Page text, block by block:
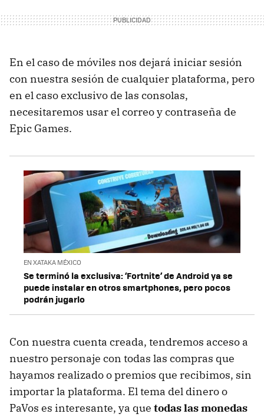
En el caso de móviles nos dejará iniciar sesión
con nuestra sesión de cualquier plataforma, pero
en el caso exclusivo de las consolas,
necesitaremos usar el correo y contraseña de
Epic Games.
EN XATAKA MÉXICO
Se terminó la exclusiva: ‘Fortnite’ de Android ya se
puede instalar en otros smartphones, pero pocos
podrán jugarlo
Con nuestra cuenta creada, tendremos acceso a
nuestro personaje con todas las compras que
hayamos realizado o premios que recibimos, sin
importar la plataforma. El tema del dinero o
PaVos es interesante, ya que todas las monedas